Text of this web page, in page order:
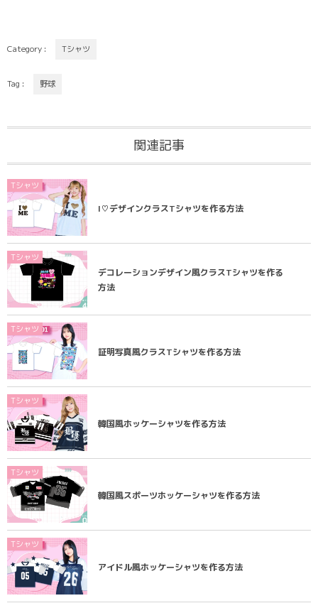
Category : Tシャツ
Tag : 野球
関連記事
Tシャツ
I♡デザインクラスTシャツを作る方法
Tシャツ
デコレーションデザイン風クラスTシャツを作る
方法
Tシャツ
証明写真風クラスTシャツを作る方法
Tシャツ
韓国風ホッケーシャツを作る方法
Tシャツ
韓国風スポーツホッケーシャツを作る方法
Tシャツ
アイドル風ホッケーシャツを作る方法